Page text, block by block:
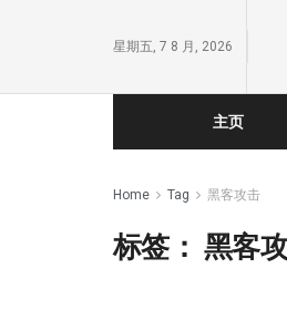
星期五, 7 8 月, 2026
主页
Home Tag 黑客攻击
标签： 黑客